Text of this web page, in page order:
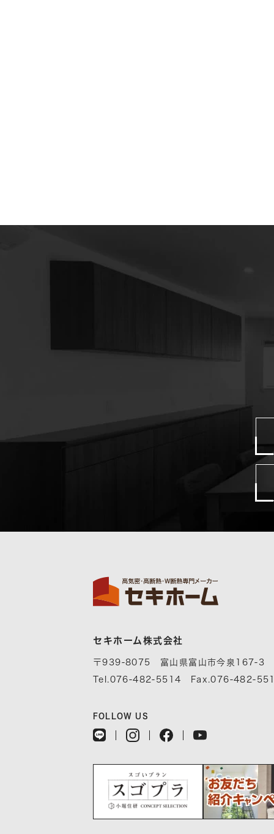
セキホーム株式会社
〒939-8075 富山県富山市今泉167-3
Tel.076-482-5514 Fax.076-482-
FOLLOW US